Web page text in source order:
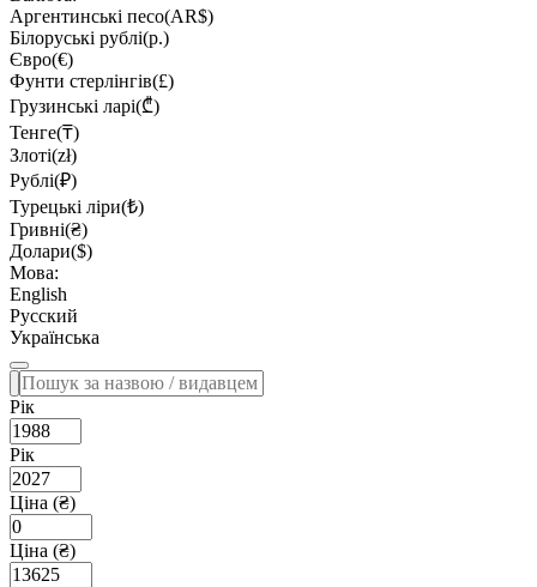
Аргентинські песо(AR$)
Білоруські рублі(р.)
Євро(€)
Фунти стерлінгів(£)
Грузинські ларі(₾)
Тенге(₸)
Злоті(zł)
Рублі(₽)
Турецькі ліри(₺)
Гривні(₴)
Долари($)
Мова:
English
Русский
Українська
Рік
Рік
Ціна (₴)
Ціна (₴)